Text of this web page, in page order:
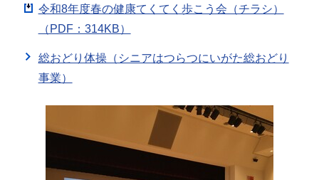
令和8年度春の健康てくてく歩こう会（チラシ）
（PDF：314KB）
総おどり体操（シニアはつらつにいがた総おどり
事業）